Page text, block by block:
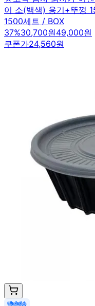
이 소(백색) 용기+뚜껑
1500세트 / BOX
37%30,700원49,000원
쿠폰가24,560원